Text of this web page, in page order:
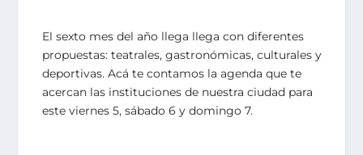
El sexto mes del año llega llega con diferentes
propuestas: teatrales, gastronómicas, culturales y
deportivas. Acá te contamos la agenda que te
acercan las instituciones de nuestra ciudad para
este viernes 5, sábado 6 y domingo 7.